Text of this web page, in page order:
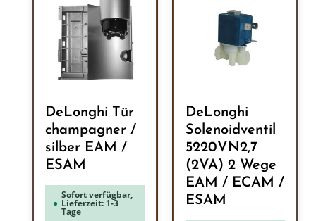
DeLonghi Tür
champagner /
silber EAM /
ESAM
Sofort verfügbar,
Lieferzeit: 1-3
Tage
DeLonghi
Solenoidventil
5220VN2,7
(2VA) 2 Wege
EAM / ECAM /
ESAM